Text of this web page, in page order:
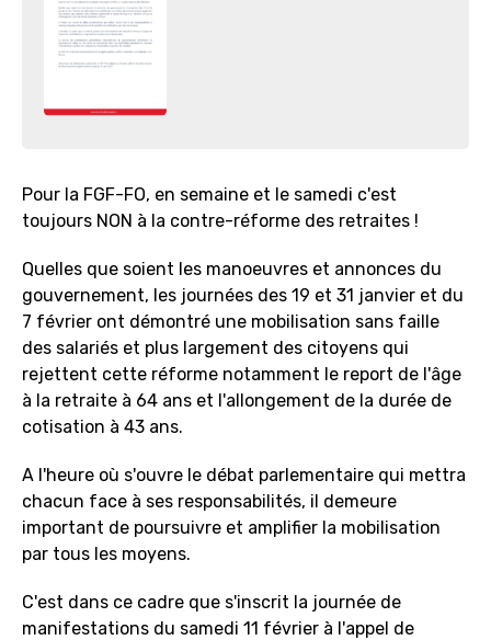
Pour la FGF-FO, en semaine et le samedi c'est
toujours NON à la contre-réforme des retraites !
Quelles que soient les manoeuvres et annonces du
gouvernement, les journées des 19 et 31 janvier et du
7 février ont démontré une mobilisation sans faille
des salariés et plus largement des citoyens qui
rejettent cette réforme notamment le report de l'âge
à la retraite à 64 ans et l'allongement de la durée de
cotisation à 43 ans.
A l'heure où s'ouvre le débat parlementaire qui mettra
chacun face à ses responsabilités, il demeure
important de poursuivre et amplifier la mobilisation
par tous les moyens.
C'est dans ce cadre que s'inscrit la journée de
manifestations du samedi 11 février à l'appel de